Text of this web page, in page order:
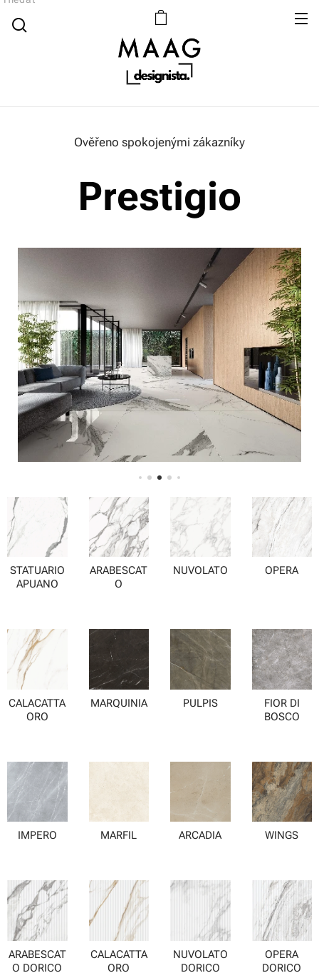
Ověřeno spokojenými zákazníky
Prestigio
STATUARIO
APUANO
ARABESCAT
O
NUVOLATO OPERA
CALACATTA
ORO
MARQUINIA PULPIS
FIOR DI
BOSCO
IMPERO MARFIL ARCADIA WINGS
ARABESCAT
O DORICO
CALACATTA
ORO
NUVOLATO
DORICO
OPERA
DORICO